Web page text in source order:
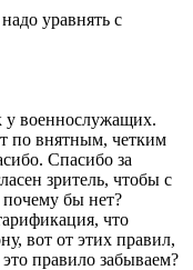
уравнять с
у военнослужащих.
по внятным, четким
Спасибо за
зритель, чтобы с
бы нет?
что
вот от этих правил,
правило забываем?